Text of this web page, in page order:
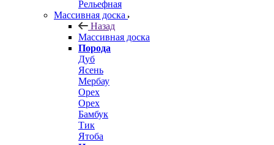
Рельефная
Массивная доска
Назад
Массивная доска
Порода
Дуб
Ясень
Мербау
Орех
Орех
Бамбук
Тик
Ятоба